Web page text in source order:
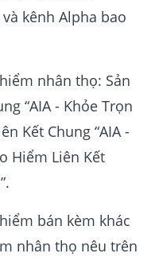
kênh Alpha bao
nhân thọ: Sản
“AIA - Khỏe Trọn
Kết Chung “AIA -
Hiểm Liên Kết
bán kèm khác
nhân thọ nêu trên